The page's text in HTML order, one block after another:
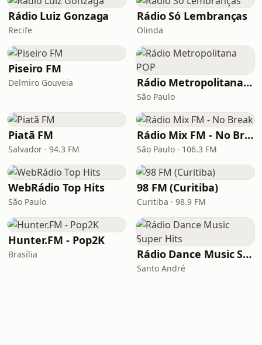
Rádio Luiz Gonzaga
Recife
Rádio Só Lembranças
Olinda
Piseiro FM
Delmiro Gouveia Rádio Metropolitana POP
São Paulo
Piatã FM
Salvador · 94.3 FM
Rádio Mix FM - No Break
São Paulo · 106.3 FM
WebRádio Top Hits
São Paulo
98 FM (Curitiba)
Curitiba · 98.9 FM
Hunter.FM - Pop2K
Brasília Rádio Dance Music Super Hits
Santo André